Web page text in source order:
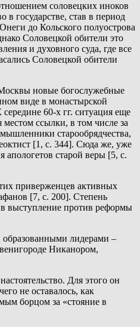
соловецких иноков
государстве, став в период
до Кольского полуострова
Соловецкой обители это
и духовного суда, где все
Соловецкой обители
новые богослужебные
виде в монастырской
60-х гг. ситуация еще
местом ссылки, в том числе за
старообрядчества,
[1, с. 344]. Сюда же, уже
апологетов старой веры [5, с.
приверженцев активных
[7, с. 200]. Степень
в выступление против реформы
образованными лидерами –
Никанором,
Для этого он
не оставалось, как
борцом за «стояние в